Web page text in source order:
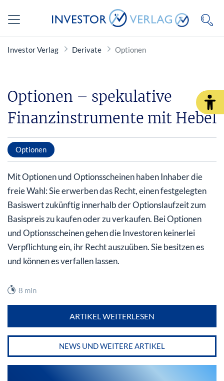
Investor Verlag Derivate Optionen
Optionen – spekulative
Finanzinstrumente mit Hebel
Optionen
Mit Optionen und Optionsscheinen haben Inhaber die
freie Wahl: Sie erwerben das Recht, einen festgelegten
Basiswert zukünftig innerhalb der Optionslaufzeit zum
Basispreis zu kaufen oder zu verkaufen. Bei Optionen
und Optionsscheinen gehen die Investoren keinerlei
Verpflichtung ein, ihr Recht auszuüben. Sie besitzen es
und können es verfallen lassen.
8 min
ARTIKEL WEITERLESEN
NEWS UND WEITERE ARTIKEL